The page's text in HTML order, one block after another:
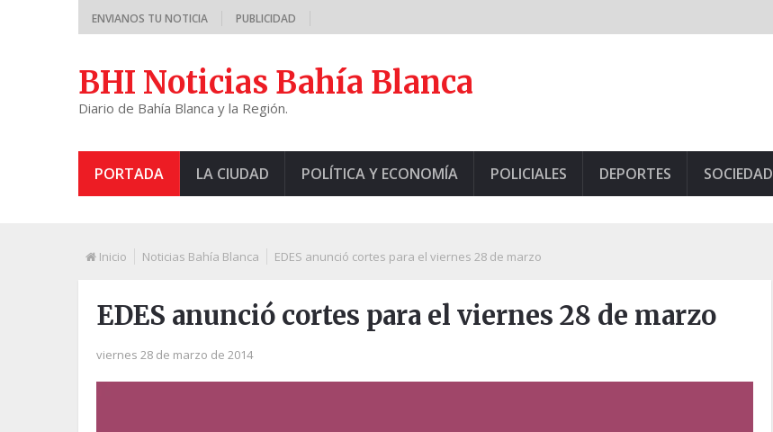
ENVIANOS TU NOTICIA PUBLICIDAD
BHI Noticias Bahía Blanca
Diario de Bahía Blanca y la Región.
PORTADA LA CIUDAD POLÍTICA Y ECONOMÍA POLICIALES DEPORTES SOCIEDAD
Inicio Noticias Bahía Blanca EDES anunció cortes para el viernes 28 de marzo
EDES anunció cortes para el viernes 28 de marzo
viernes 28 de marzo de 2014